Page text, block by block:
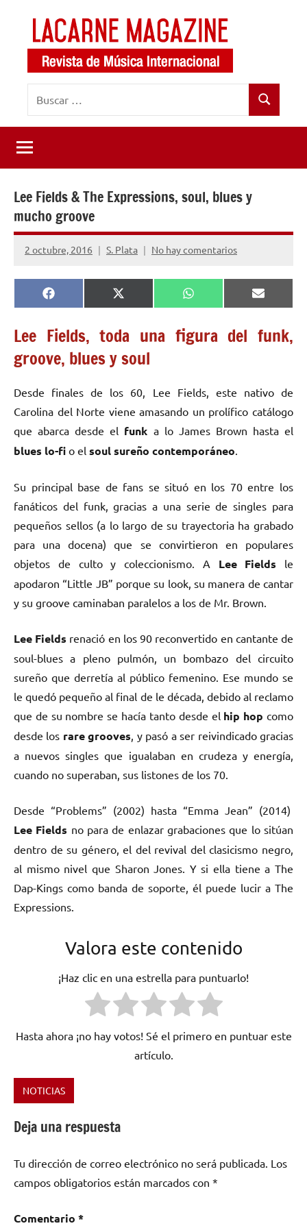
contenido
LaCarne
Magazine
de
música
internacional
Buscar
Lee Fields & The Expressions, soul, blues y
mucho groove
2 octubre, 2016 S. Plata No hay comentarios
Compartir
en
Facebook
Compartir
en
X
(Twitter)
Compartir
en
WhatsApp
en
Email
Lee Fields, toda una figura del funk,
groove, blues y soul
Desde finales de los 60, Lee Fields, este nativo de
Carolina del Norte viene amasando un prolífico catálogo
que abarca desde el funk a lo James Brown hasta el
blues lo-fi o el soul sureño contemporáneo
Su principal base de fans se situó en los 70 entre los
fanáticos del funk, gracias a una serie de singles para
pequeños sellos (a lo largo de su trayectoria ha grabado
para una docena) que se convirtieron en populares
objetos de culto y coleccionismo. A Lee Fields le
apodaron “Little JB” porque su look, su manera de cantar
y su groove caminaban paralelos a los de Mr. Brown.
Lee Fields renació en los 90 reconvertido en cantante de
soul-blues a pleno pulmón, un bombazo del circuito
sureño que derretía al público femenino. Ese mundo se
le quedó pequeño al final de le década, debido al reclamo
que de su nombre se hacía tanto desde el hip hopcomo
desde los rare grooves , y pasó a ser reivindicado gracias
a nuevos singles que igualaban en crudeza y energía,
cuando no superaban, sus listones de los 70.
Desde “Problems” (2002) hasta “Emma Jean” (2014)
Lee Fields no para de enlazar grabaciones que lo sitúan
dentro de su género, el del revival del clasicismo negro,
al mismo nivel que Sharon Jones. Y si ella tiene a The
Dap-Kings como banda de soporte, él puede lucir a The
Expressions.
Valora este contenido
¡Haz clic en una estrella para puntuarlo!
Hasta ahora ¡no hay votos! Sé el primero en puntuar este
artículo.
Etiquetado
blues
lo-
fi,
Jean
NOTICIAS
Deja una respuesta
Tu dirección de correo electrónico no será publicada. Los
campos obligatorios están marcados con *
Comentario *